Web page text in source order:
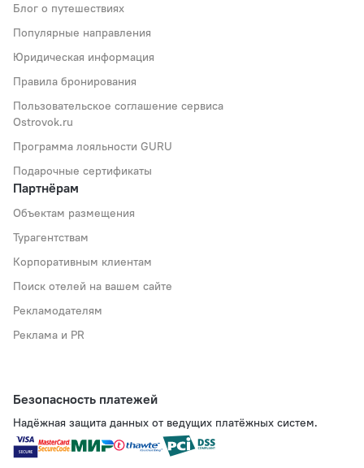
Блог о путешествиях
Популярные направления
Юридическая информация
Правила бронирования
Пользовательское соглашение сервиса
Ostrovok.ru
Программа лояльности GURU
Подарочные сертификаты
Партнёрам
Объектам размещения
Турагентствам
Корпоративным клиентам
Поиск отелей на вашем сайте
Рекламодателям
Реклама и PR
Безопасность платежей
Надёжная защита данных от ведущих платёжных систем.